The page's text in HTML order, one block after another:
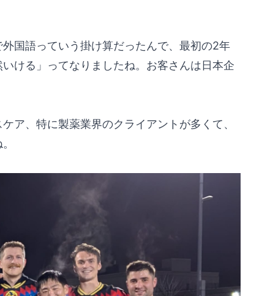
国語っていう掛け算だったんで、最初の2年
ける」ってなりましたね。お客さんは日本企
ア、特に製薬業界のクライアントが多くて、